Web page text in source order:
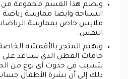
ويضم هذا القسم مجموعة من
السباحة وايضا ممارسة رياضة
ملابس خاص بممارسة
النفس.
ويهتم المتجر بالأقمشة
خامات القطن الذي يساعد
يتسبب في حدوث أي نوع من
ذلك إلى أن بشرة الأطفال